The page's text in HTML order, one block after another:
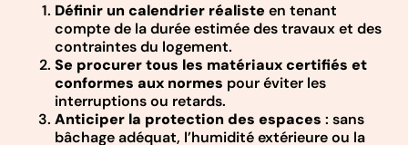
Définir un calendrier réaliste en tenant
compte de la durée estimée des travaux et des
contraintes du logement.
Se procurer tous les matériaux certifiés et
conformes aux normes pour éviter les
interruptions ou retards.
Anticiper la protection des espaces : sans
bâchage adéquat, l’humidité extérieure ou la